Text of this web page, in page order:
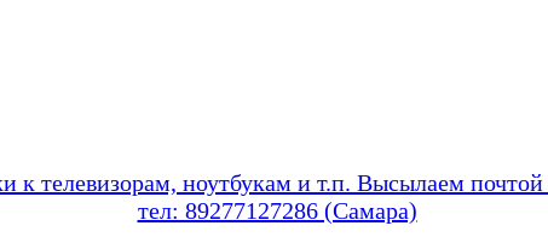
к телевизорам, ноутбукам и т.п. Высылаем
тел: 89277127286 (Самара)